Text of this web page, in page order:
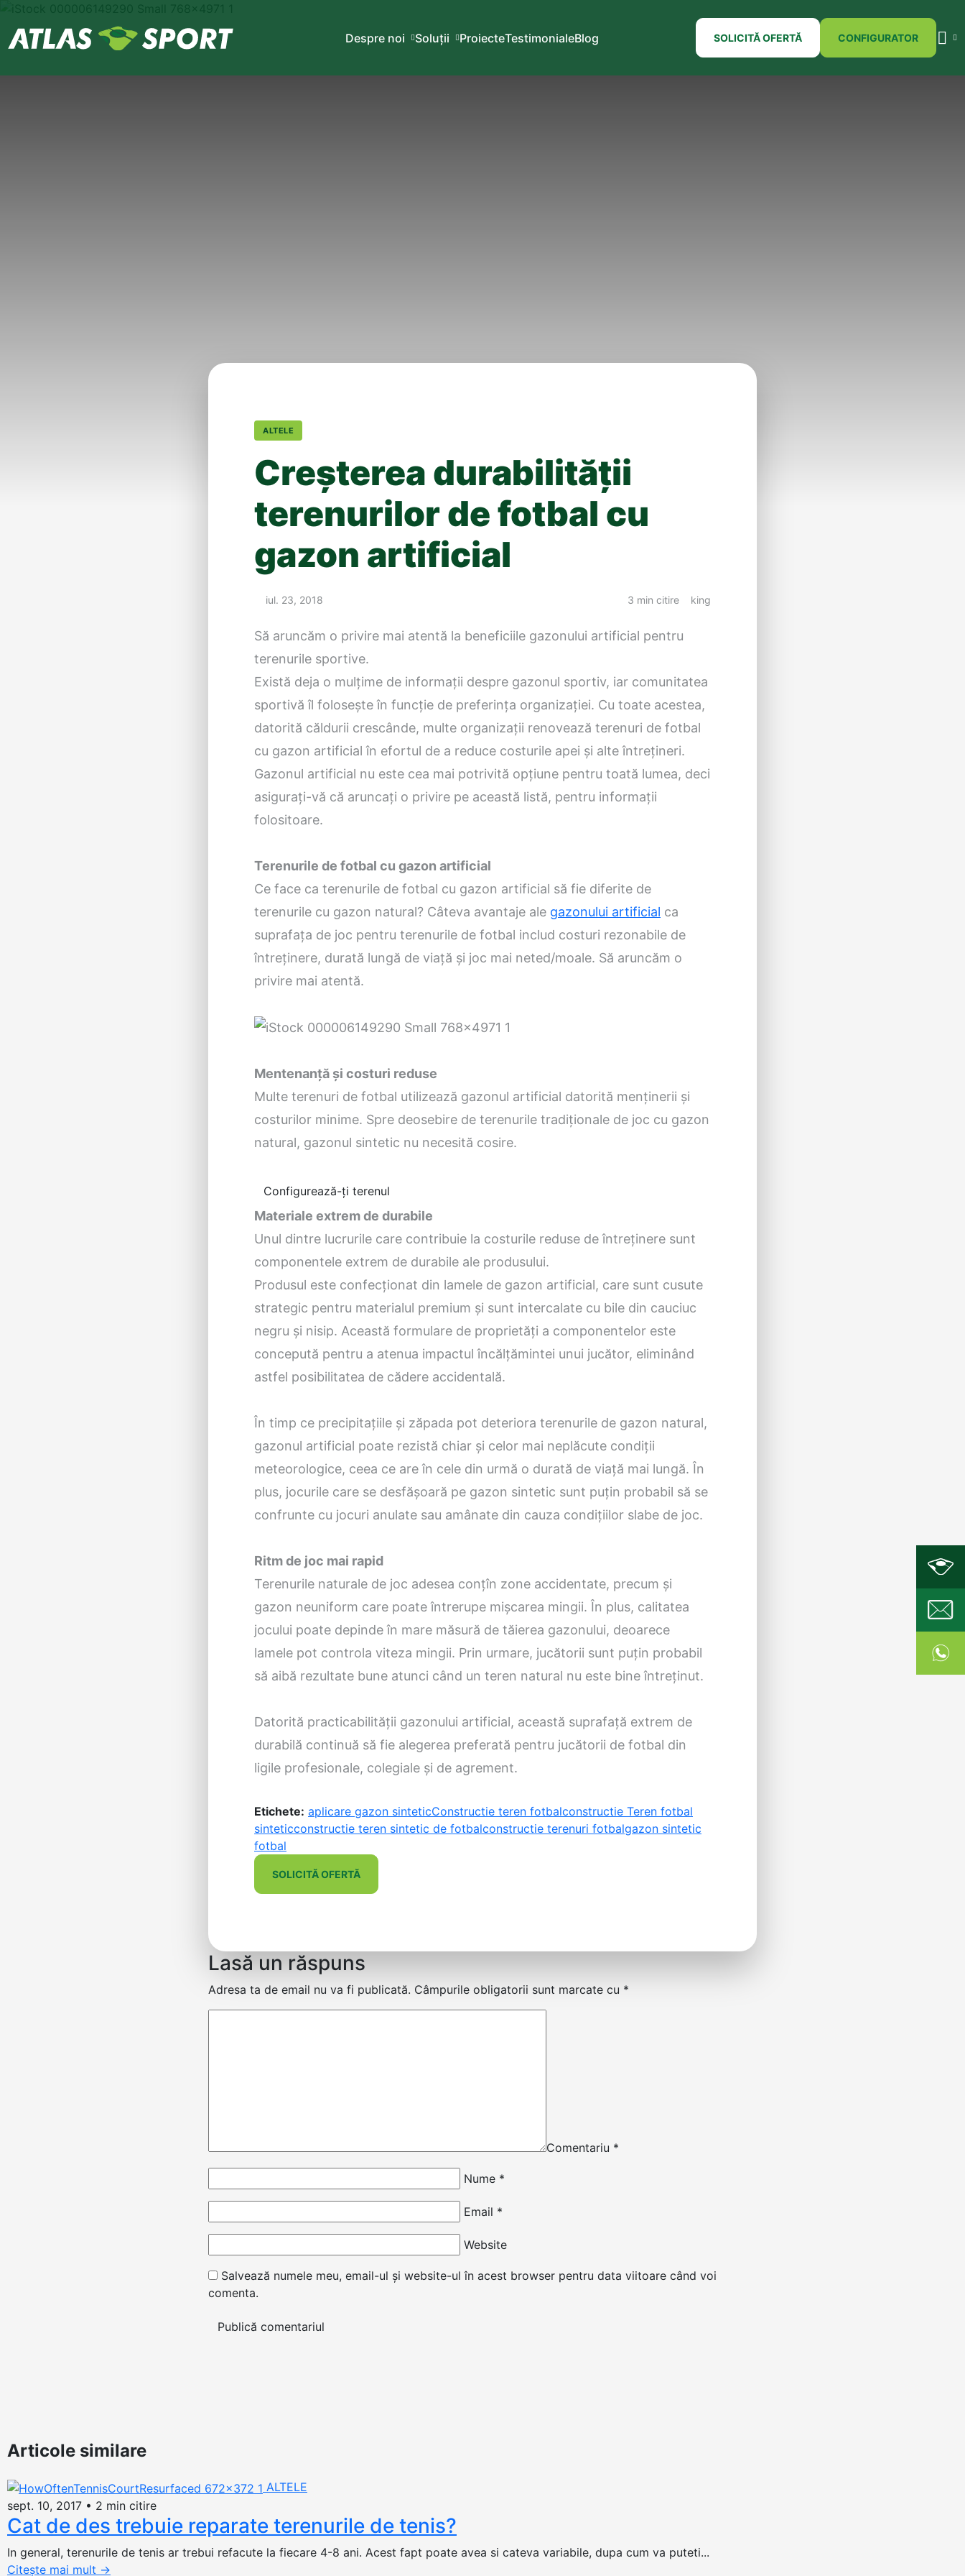
Despre noi Soluții ProiecteTestimonialeBlog SOLICITĂ OFERTĂ CONFIGURATOR
ALTELE
Creșterea durabilității
terenurilor de fotbal cu
gazon artificial
iul. 23, 2018 3 min citire king
Să aruncăm o privire mai atentă la beneficiile gazonului artificial pentru
terenurile sportive.
Există deja o mulțime de informații despre gazonul sportiv, iar comunitatea
sportivă îl folosește în funcție de preferința organizației. Cu toate acestea,
datorită căldurii crescânde, multe organizații renovează terenuri de fotbal
cu gazon artificial în efortul de a reduce costurile apei și alte întrețineri.
Gazonul artificial nu este cea mai potrivită opțiune pentru toată lumea, deci
asigurați-vă că aruncați o privire pe această listă, pentru informații
folositoare.
Terenurile de fotbal cu gazon artificial
Ce face ca terenurile de fotbal cu gazon artificial să fie diferite de
terenurile cu gazon natural? Câteva avantaje ale gazonului artificial ca
suprafața de joc pentru terenurile de fotbal includ costuri rezonabile de
întreținere, durată lungă de viață și joc mai neted/moale. Să aruncăm o
privire mai atentă.
Mentenanță și costuri reduse
Multe terenuri de fotbal utilizează gazonul artificial datorită menținerii și
costurilor minime. Spre deosebire de terenurile tradiționale de joc cu gazon
natural, gazonul sintetic nu necesită cosire.
Configurează-ți terenul
Materiale extrem de durabile
Unul dintre lucrurile care contribuie la costurile reduse de întreținere sunt
componentele extrem de durabile ale produsului.
Produsul este confecționat din lamele de gazon artificial, care sunt cusute
strategic pentru materialul premium și sunt intercalate cu bile din cauciuc
negru și nisip. Această formulare de proprietăți a componentelor este
concepută pentru a atenua impactul încălțămintei unui jucător, eliminând
astfel posibilitatea de cădere accidentală.
În timp ce precipitațiile și zăpada pot deteriora terenurile de gazon natural,
gazonul artificial poate rezistă chiar și celor mai neplăcute condiții
meteorologice, ceea ce are în cele din urmă o durată de viață mai lungă. În
plus, jocurile care se desfășoară pe gazon sintetic sunt puțin probabil să se
confrunte cu jocuri anulate sau amânate din cauza condițiilor slabe de joc.
Ritm de joc mai rapid
Terenurile naturale de joc adesea conțîn zone accidentate, precum și
gazon neuniform care poate întrerupe mișcarea mingii. În plus, calitatea
jocului poate depinde în mare măsură de tăierea gazonului, deoarece
lamele pot controla viteza mingii. Prin urmare, jucătorii sunt puțin probabil
să aibă rezultate bune atunci când un teren natural nu este bine întreținut.
Datorită practicabilității gazonului artificial, această suprafață extrem de
durabilă continuă să fie alegerea preferată pentru jucătorii de fotbal din
ligile profesionale, colegiale și de agrement.
Etichete: aplicare gazon sinteticConstructie teren fotbalconstructie Teren fotbal
sinteticconstructie teren sintetic de fotbalconstructie terenuri fotbalgazon sintetic
fotbal
SOLICITĂ OFERTĂ
Lasă un răspuns
Adresa ta de email nu va fi publicată. Câmpurile obligatorii sunt marcate cu *
Comentariu *
Nume *
Email *
Website
Salvează numele meu, email-ul și website-ul în acest browser pentru data viitoare când voi
comenta.
Articole similare
ALTELE
sept. 10, 2017 • 2 min citire
Cat de des trebuie reparate terenurile de tenis?
In general, terenurile de tenis ar trebui refacute la fiecare 4-8 ani. Acest fapt poate avea si cateva variabile, dupa cum va puteti...
Citește mai mult →